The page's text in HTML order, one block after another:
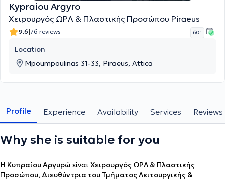
Kypraiou Argyro
Χειρουργός ΩΡΛ & Πλαστικής Προσώπου Piraeus
9.6|76 reviews 60 '
Location
Mpoumpoulinas 31-33, Piraeus, Attica
Profile Experience Availability Services Reviews
Why she is suitable for you
H Κυπραίου Αργυρώ είναι Χειρουργός ΩΡΛ & Πλαστικής
Προσώπου, Διευθύντρια του Τμήματος Λειτουργικής &